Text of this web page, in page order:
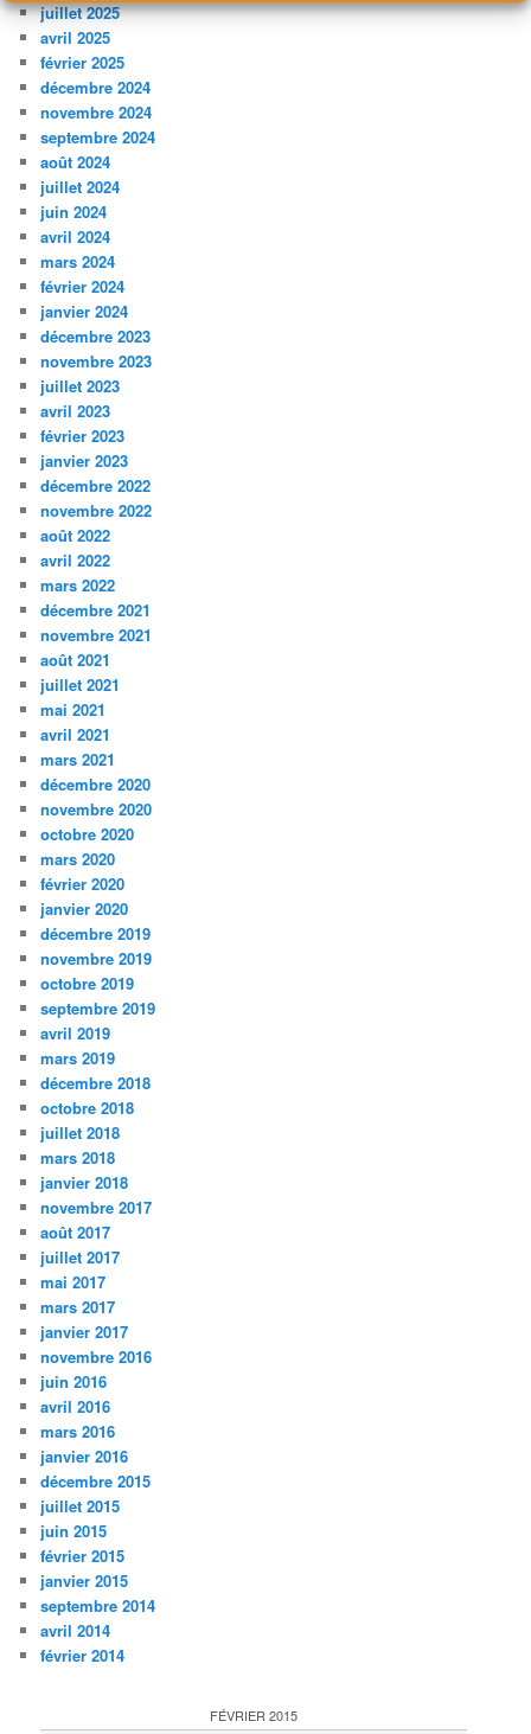
juillet 2025
avril 2025
février 2025
décembre 2024
novembre 2024
septembre 2024
août 2024
juillet 2024
juin 2024
avril 2024
mars 2024
février 2024
janvier 2024
décembre 2023
novembre 2023
juillet 2023
avril 2023
février 2023
janvier 2023
décembre 2022
novembre 2022
août 2022
avril 2022
mars 2022
décembre 2021
novembre 2021
août 2021
juillet 2021
mai 2021
avril 2021
mars 2021
décembre 2020
novembre 2020
octobre 2020
mars 2020
février 2020
janvier 2020
décembre 2019
novembre 2019
octobre 2019
septembre 2019
avril 2019
mars 2019
décembre 2018
octobre 2018
juillet 2018
mars 2018
janvier 2018
novembre 2017
août 2017
juillet 2017
mai 2017
mars 2017
janvier 2017
novembre 2016
juin 2016
avril 2016
mars 2016
janvier 2016
décembre 2015
juillet 2015
juin 2015
février 2015
janvier 2015
septembre 2014
avril 2014
février 2014
FÉVRIER 2015